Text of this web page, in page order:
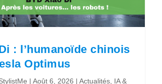
: l’humanoïde chinois
Optimus
|Août 6, 2026 |Actualités IA &